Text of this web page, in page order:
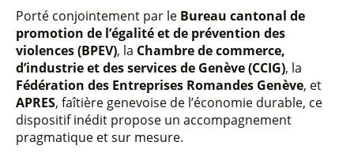
Porté conjointement par le Bureau cantonal de
promotion de l’égalité et de prévention des
violences (BPEV), la Chambre de commerce,
d’industrie et des services de Genève (CCIG), la
Fédération des Entreprises Romandes Genève, et
APRES, faîtière genevoise de l’économie durable, ce
dispositif inédit propose un accompagnement
pragmatique et sur mesure.